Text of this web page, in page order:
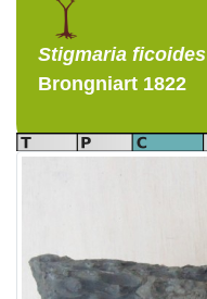
Stigmaria ficoides
Brongniart 1822